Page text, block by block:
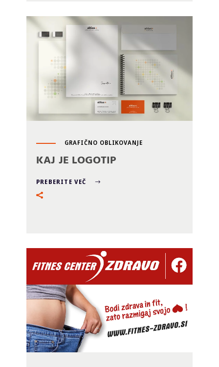
GRAFIČNO OBLIKOVANJE
KAJ JE LOGOTIP
PREBERITE VEČ